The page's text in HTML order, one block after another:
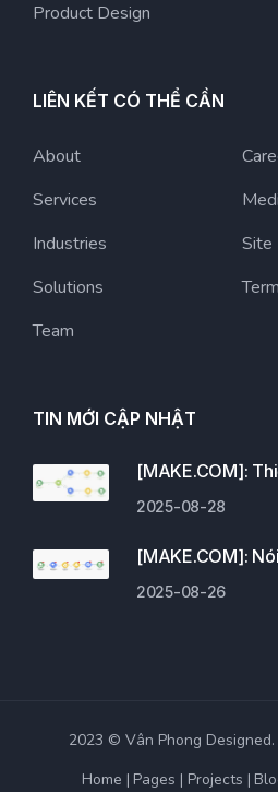
Product Design
LIÊN KẾT CÓ THỂ CẦN
About
Services
Industries
Solutions
Team
Site
TIN MỚI CẬP NHẬT
[MAKE.COM]:
2025-08-28
[MAKE.COM]:
2025-08-26
2023 © Vân Phong
Home
Pages Projects